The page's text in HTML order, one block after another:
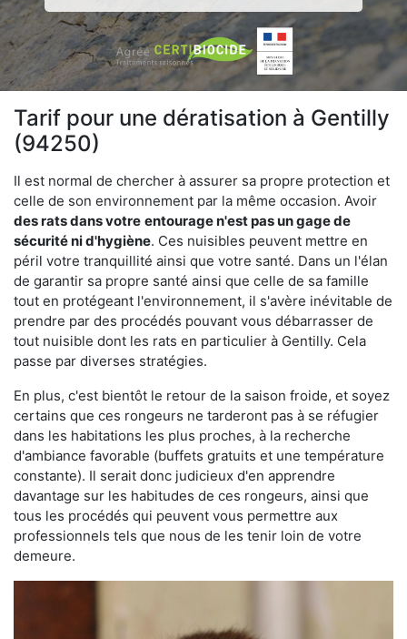
Tarif pour une dératisation à Gentilly
(94250)
Il est normal de chercher à assurer sa propre protection et
celle de son environnement par la même occasion. Avoir
des rats dans votre entourage n'est pas un gage de
sécurité ni d'hygiène. Ces nuisibles peuvent mettre en
péril votre tranquillité ainsi que votre santé. Dans un l'élan
de garantir sa propre santé ainsi que celle de sa famille
tout en protégeant l'environnement, il s'avère inévitable de
prendre par des procédés pouvant vous débarrasser de
tout nuisible dont les rats en particulier à Gentilly. Cela
passe par diverses stratégies.
En plus, c'est bientôt le retour de la saison froide, et soyez
certains que ces rongeurs ne tarderont pas à se réfugier
dans les habitations les plus proches, à la recherche
d'ambiance favorable (buffets gratuits et une température
constante). Il serait donc judicieux d'en apprendre
davantage sur les habitudes de ces rongeurs, ainsi que
tous les procédés qui peuvent vous permettre aux
professionnels tels que nous de les tenir loin de votre
demeure.